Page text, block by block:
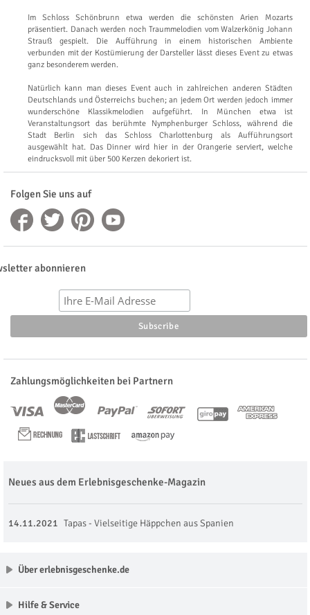
Im Schloss Schönbrunn etwa werden die schönsten Arien Mozarts
präsentiert. Danach werden noch Traummelodien vom Walzerkönig Johann
Strauß gespielt. Die Aufführung in einem historischen Ambiente
verbunden mit der Kostümierung der Darsteller lässt dieses Event zu etwas
ganz besonderem werden.
Natürlich kann man dieses Event auch in zahlreichen anderen Städten
Deutschlands und Österreichs buchen; an jedem Ort werden jedoch immer
wunderschöne Klassikmelodien aufgeführt. In München etwa ist
Veranstaltungsort das berühmte Nymphenburger Schloss, während die
Stadt Berlin sich das Schloss Charlottenburg als Aufführungsort
ausgewählt hat. Das Dinner wird hier in der Orangerie serviert, welche
eindrucksvoll mit über 500 Kerzen dekoriert ist.
Folgen Sie uns auf
abonnieren
Zahlungsmöglichkeiten bei Partnern
Neues aus dem Erlebnisgeschenke-Magazin
14.11.2021 Tapas - Vielseitige Häppchen aus Spanien
Über erlebnisgeschenke.de
Hilfe & Service